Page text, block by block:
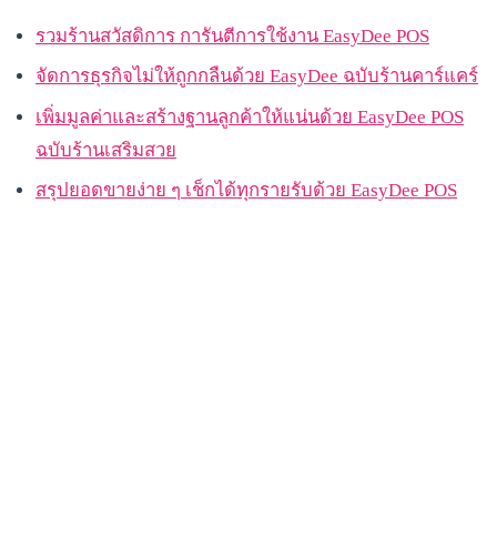
รวมร้านสวัสดิการ การันตีการใช้งาน EasyDee POS
จัดการธุรกิจไม่ให้ถูกกลืนด้วย EasyDee ฉบับร้านคาร์แคร์
เพิ่มมูลค่าและสร้างฐานลูกค้าให้แน่นด้วย EasyDee POS
ฉบับร้านเสริมสวย
สรุปยอดขายง่าย ๆ เช็กได้ทุกรายรับด้วย EasyDee POS